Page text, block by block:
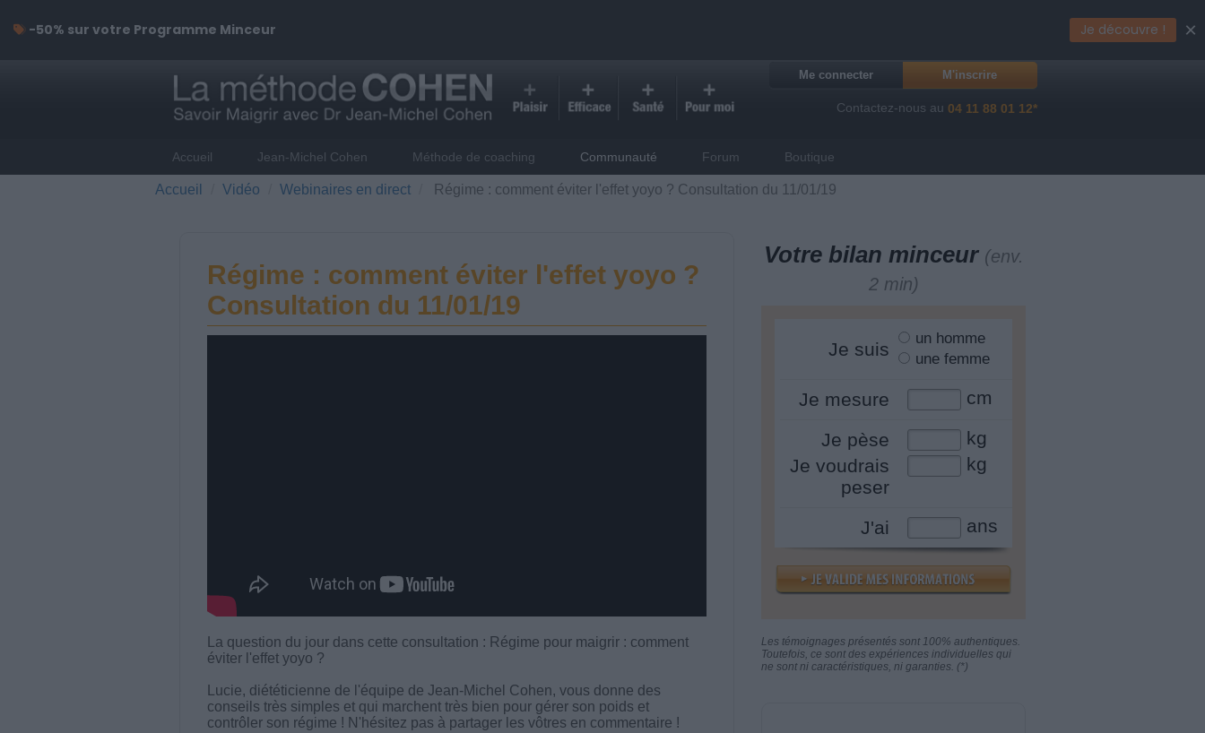
Me connecter M'inscrire
Contactez-nous au 04 11 88 01 12*
Accueil Jean-Michel Cohen Méthode de coaching Communauté Forum Boutique
Accueil Vidéo Webinaires en direct Régime : comment éviter l'effet yoyo ? Consultation du 11/01/19
Régime : comment éviter l'effet yoyo ?
Consultation du 11/01/19
La question du jour dans cette consultation : Régime pour maigrir : comment
éviter l'effet yoyo ?
Lucie, diététicienne de l'équipe de Jean-Michel Cohen, vous donne des
conseils très simples et qui marchent très bien pour gérer son poids et
contrôler son régime ! N'hésitez pas à partager les vôtres en commentaire !
Votre bilan minceur (env.
2 min)
Je suis
un homme
une femme
Je mesure cm
Je pèse
kg
Je voudrais
peser
kg
J'ai ans
Les témoignages présentés sont 100% authentiques.
Toutefois, ce sont des expériences individuelles qui
ne sont ni caractéristiques, ni garanties. (*)
-50% sur votre Programme Minceur Je découvre ! ×